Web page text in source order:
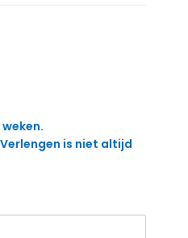
is niet altijd